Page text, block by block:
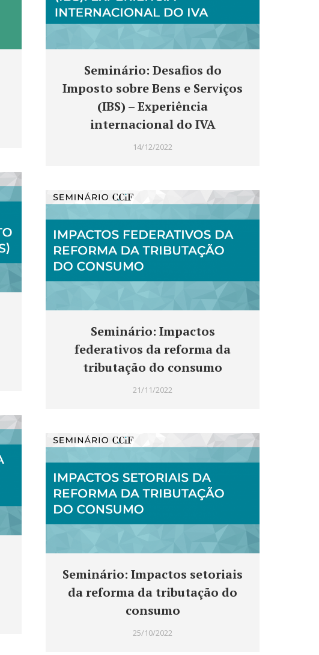
Seminário: Desafios do
Imposto sobre Bens e Serviços
(IBS) – Experiência
internacional do IVA
14/12/2022
Seminário: Impactos
federativos da reforma da
tributação do consumo
21/11/2022
Seminário: Impactos setoriais
da reforma da tributação do
consumo
25/10/2022